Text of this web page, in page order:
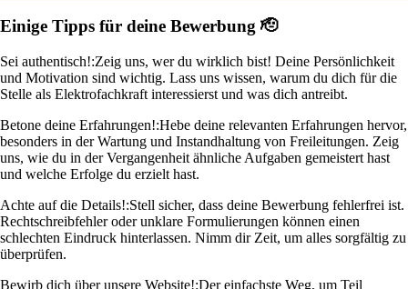
Einige Tipps für deine Bewerbung 🫡
Sei authentisch!:Zeig uns, wer du wirklich bist! Deine Persönlichkeit
und Motivation sind wichtig. Lass uns wissen, warum du dich für die
Stelle als Elektrofachkraft interessierst und was dich antreibt.
Betone deine Erfahrungen!:Hebe deine relevanten Erfahrungen hervor,
besonders in der Wartung und Instandhaltung von Freileitungen. Zeig
uns, wie du in der Vergangenheit ähnliche Aufgaben gemeistert hast
und welche Erfolge du erzielt hast.
Achte auf die Details!:Stell sicher, dass deine Bewerbung fehlerfrei ist.
Rechtschreibfehler oder unklare Formulierungen können einen
schlechten Eindruck hinterlassen. Nimm dir Zeit, um alles sorgfältig zu
überprüfen.
Bewirb dich über unsere Website!:Der einfachste Weg, um Teil